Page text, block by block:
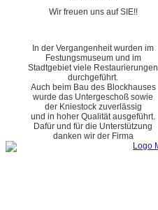
Wir freuen uns auf SIE!!
In der Vergangenheit wurden im
Festungsmuseum und im
Stadtgebiet viele Restaurierungen
durchgeführt.
Auch beim Bau des Blockhauses
wurde das Untergeschoß sowie
der Kniestock zuverlässig
und in hoher Qualität ausgeführt.
Dafür und für die Unterstützung
danken wir der Firma